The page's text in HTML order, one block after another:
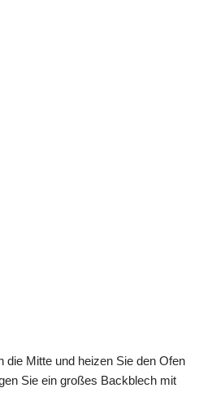
die Mitte und heizen Sie den Ofen
Sie ein großes Backblech mit